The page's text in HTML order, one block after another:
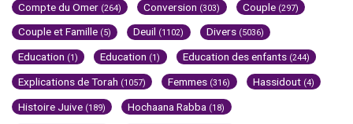
Compte du Omer (264) Conversion (303) Couple (297)
Couple et Famille (5) Deuil (1102) Divers (5036)
Education (1) Education (1) Education des enfants (244)
Explications de Torah (1057) Femmes (316) Hassidout (4)
Histoire Juive (189) Hochaana Rabba (18)